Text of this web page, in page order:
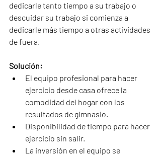
dedicarle tanto tiempo a su trabajo o
descuidar su trabajo si comienza a
dedicarle más tiempo a otras actividades
de fuera.
Solución:
El equipo profesional para hacer
ejercicio desde casa ofrece la
comodidad del hogar con los
resultados de gimnasio.
Disponibilidad de tiempo para hacer
ejercicio sin salir.
La inversión en el equipo se